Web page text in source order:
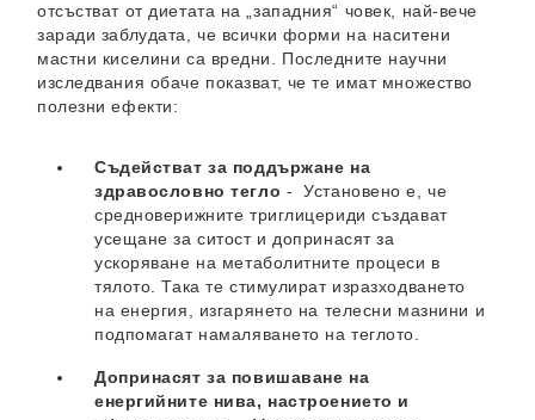
отсъстват от диетата на „западния“ човек, най-вече
заради заблудата, че всички форми на наситени
мастни киселини са вредни. Последните научни
изследвания обаче показват, че те имат множество
полезни ефекти:
Съдействат за поддържане на
здравословно тегло - Установено е, че
средноверижните триглицериди създават
усещане за ситост и допринасят за
ускоряване на метаболитните процеси в
тялото. Така те стимулират изразходването
на енергия, изгарянето на телесни мазнини и
подпомагат намаляването на теглото.
Допринасят за повишаване на
енергийните нива, настроението и